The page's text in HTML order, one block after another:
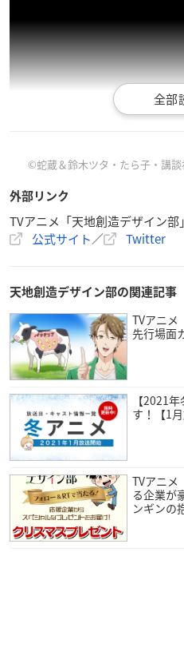
TVアニメ「天地創造デザ
©︎蛇蔵＆鈴木ツタ・たら子・講
外部リンク
TVアニメ「天地創造デザイン部」
公式サイト／ Twitter
天地創造デザイン部の関連記事
TVアニメ
先行場面
【2021
す！【1月
TVアニメ
る企業が
ンギンの